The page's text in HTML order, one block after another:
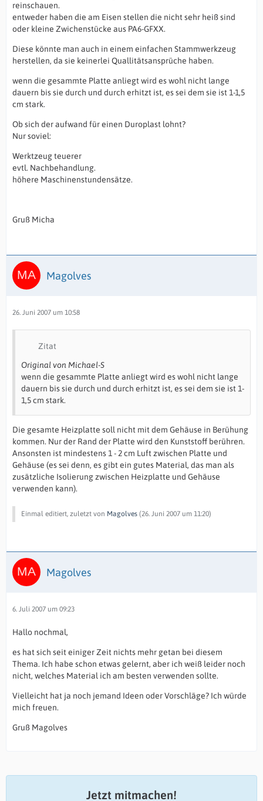
reinschauen.
entweder haben die am Eisen stellen die nicht sehr heiß sind
oder kleine Zwichenstücke aus PA6-GFXX.
Diese könnte man auch in einem einfachen Stammwerkzeug
herstellen, da sie keinerlei Quallitätsansprüche haben.
wenn die gesammte Platte anliegt wird es wohl nicht lange
dauern bis sie durch und durch erhitzt ist, es sei dem sie ist 1-1,5
cm stark.
Ob sich der aufwand für einen Duroplast lohnt?
Nur soviel:
Werktzeug teuerer
evtl. Nachbehandlung.
höhere Maschinenstundensätze.
Gruß Micha
Magolves
26. Juni 2007 um 10:58
Zitat
Original von Michael-S
wenn die gesammte Platte anliegt wird es wohl nicht lange
dauern bis sie durch und durch erhitzt ist, es sei dem sie ist 1-
1,5 cm stark.
Die gesamte Heizplatte soll nicht mit dem Gehäuse in Berühung
kommen. Nur der Rand der Platte wird den Kunststoff berühren.
Ansonsten ist mindestens 1 - 2 cm Luft zwischen Platte und
Gehäuse (es sei denn, es gibt ein gutes Material, das man als
zusätzliche Isolierung zwischen Heizplatte und Gehäuse
verwenden kann).
Einmal editiert, zuletzt von Magolves (26. Juni 2007 um 11:20)
Magolves
6. Juli 2007 um 09:23
Hallo nochmal,
es hat sich seit einiger Zeit nichts mehr getan bei diesem
Thema. Ich habe schon etwas gelernt, aber ich weiß leider noch
nicht, welches Material ich am besten verwenden sollte.
Vielleicht hat ja noch jemand Ideen oder Vorschläge? Ich würde
mich freuen.
Gruß Magolves
Jetzt mitmachen!